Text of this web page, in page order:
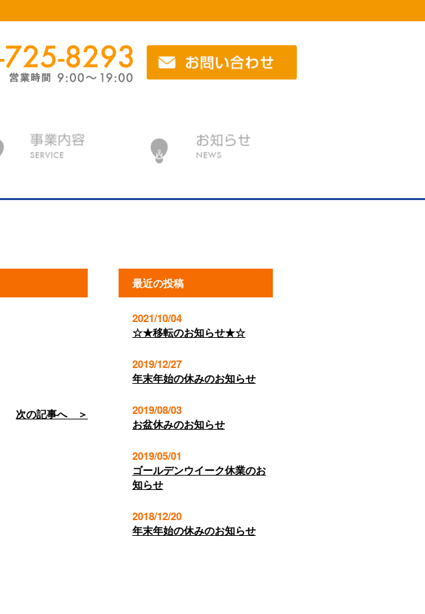
次の記事へ ＞
最近の投稿
2021/10/04
☆★移転のお知らせ★☆
2019/12/27
年末年始の休みのお知らせ
2019/08/03
お盆休みのお知らせ
2019/05/01
ゴールデンウイーク休業のお
知らせ
2018/12/20
年末年始の休みのお知らせ